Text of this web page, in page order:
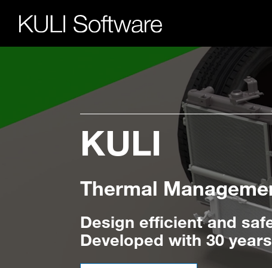
KULI
Thermal
Design efficient and
Developed with 30
Magna
ECS
April 21, 2027 | Munich,